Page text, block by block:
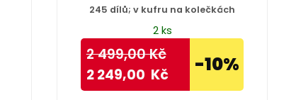
245 dílů; v kufru na kolečkách
2 ks
2 499,00Kč
2 249,00 Kč -10%